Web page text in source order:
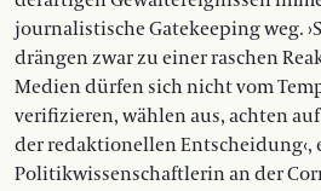
journalistische Gatekeeping weg.
drängen zwar zu einer raschen
Medien dürfen sich nicht vom
verifizieren, wählen aus, achten
der redaktionellen Entscheidung‹,
Politikwissenschaftlerin an der